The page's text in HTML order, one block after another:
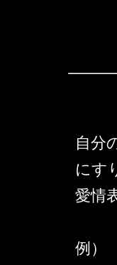
自分
にす
愛情
例）